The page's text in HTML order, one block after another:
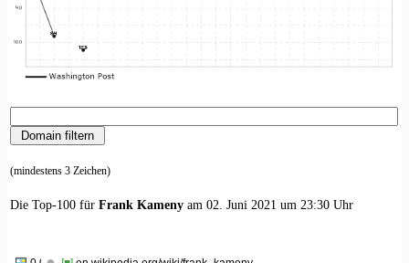
(mindestens 3 Zeichen)
Die Top-100 für Frank Kamenyam 02. Juni 2021 um 23:30 Uhr